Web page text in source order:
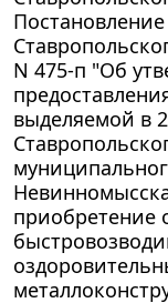
N 475-п "Об
выделяемой в
приобретение